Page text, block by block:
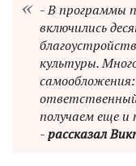
- В программы
включились
культуры.
получаем еще
-рассказал